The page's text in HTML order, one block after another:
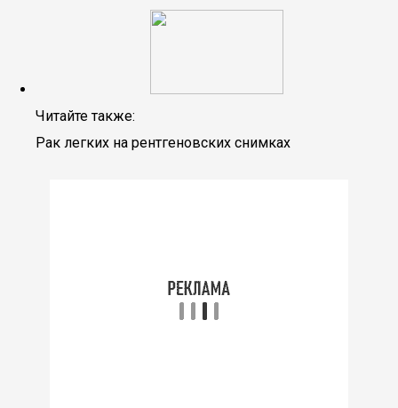
Читайте также:
Рак легких на рентгеновских снимках